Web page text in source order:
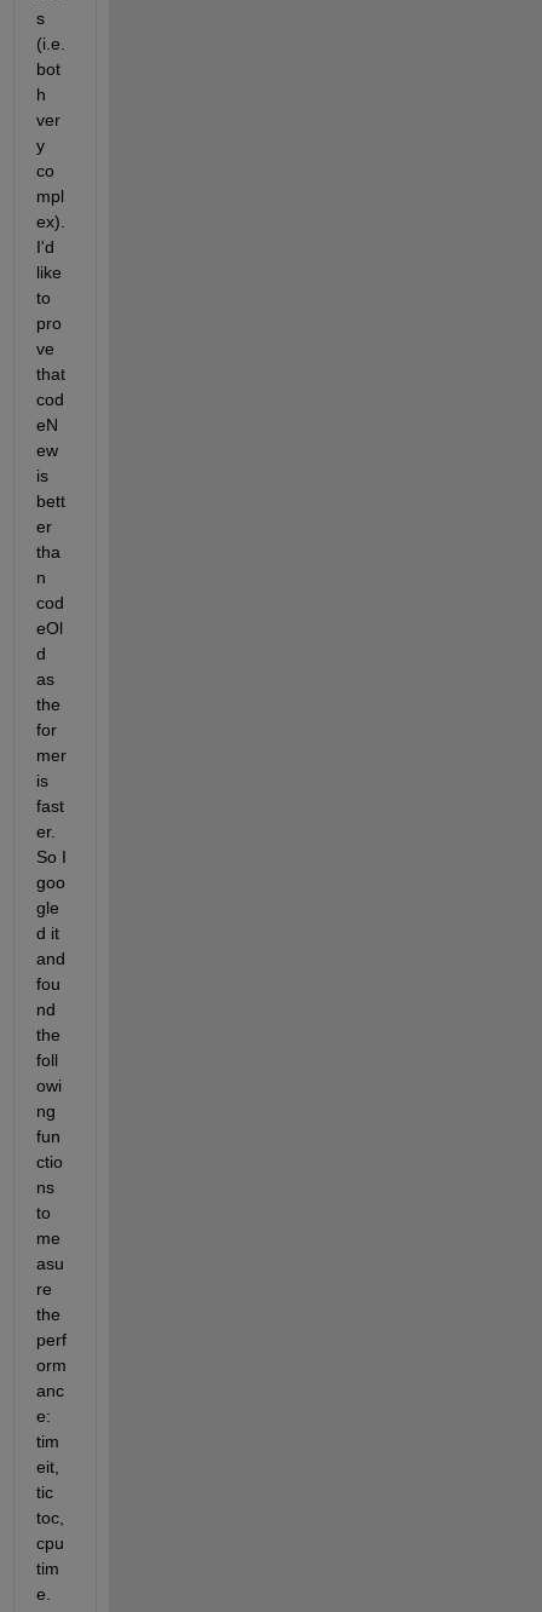
s
(i.e.
bot
h
ver
y
co
mpl
ex).
I'd
like
to
pro
ve
that
cod
eN
ew
is
bett
er
tha
n
cod
eOl
d
as
the
for
mer
is
fast
er.
So I
goo
gle
d it
and
fou
nd
the
foll
owi
ng
fun
ctio
ns
to
me
asu
re
the
perf
orm
anc
e:
tim
eit,
tic
toc,
cpu
tim
e.